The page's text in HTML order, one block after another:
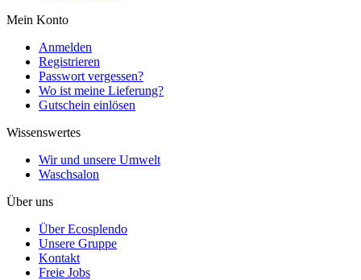
Mein Konto
Anmelden
Registrieren
Passwort vergessen?
Wo ist meine Lieferung?
Gutschein einlösen
Wissenswertes
Wir und unsere Umwelt
Waschsalon
Über uns
Über Ecosplendo
Unsere Gruppe
Kontakt
Freie Jobs